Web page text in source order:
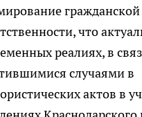
гражданской
что
реалиях, в
случаями в
актов в